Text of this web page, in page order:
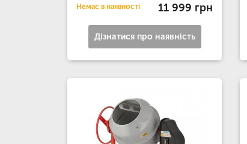
Немає в наявності 11 999 грн
Дізнатися про наявність